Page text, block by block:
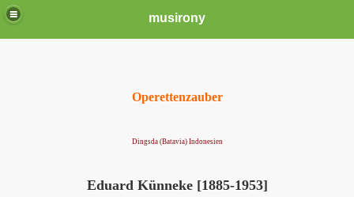
musirony
Operettenzauber
Dingsda (Batavia) Indonesien
Eduard Künneke [1885-1953]